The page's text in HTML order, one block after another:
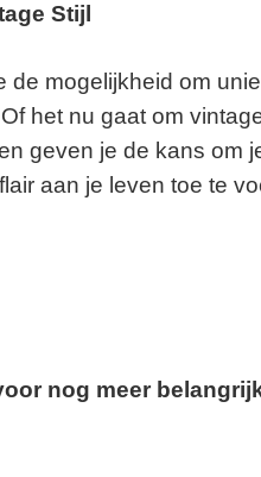
Stijl
mogelijkheid om
het nu gaat om
geven je de kans om
aan je leven toe te
nog meer